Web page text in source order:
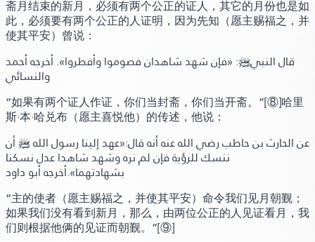
斋月结束的新月，必须有两个公正的证人，其它的月份也是如
此，必须要有两个公正的人证明，因为先知（愿主赐福之，并
使其平安）曾说：
قال النبيﷺ: «فإن شهد شاهدان فصوموا وأفطروا». أخرجه أحمد
والنسائي
“如果有两个证人作证，你们当封斋，你们当开斋。”[⑧]哈里
斯·本·哈兑布（愿主喜悦他）的传述，他说：
عن الحارث بن حاطب رضي الله عنه أنه قال:«عهد إلينا رسول الله ﷺ أن
ننسك للرؤية فإن لم نره وشهد شاهدا عدل نسكنا
بشهادتهما».أخرجه أبو داود
“主的使者（愿主赐福之，并使其平安）命令我们见月朝觐；
如果我们没有看到新月，那么，由两位公正的人见证看月，我
们则根据他俩的见证而朝觐。”[⑨]